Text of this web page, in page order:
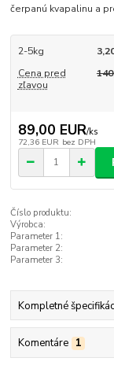
čerpanú kvapalinu a
2-5kg
Cena pred
zľavou
89,00 EUR/ks
72,36 EUR bez DPH
Číslo produktu:
Výrobca:
Parameter 1:
Parameter 2:
Parameter 3:
Kompletné
Komentáre 1